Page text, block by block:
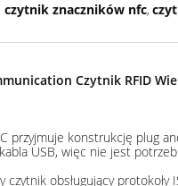
czytnik znaczników nfc,
Czytnik RFID
przyjmuje konstrukcję plug
USB, więc nie jest
czytnik obsługujący